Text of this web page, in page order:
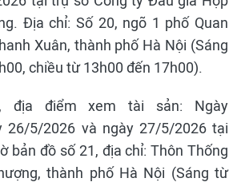
Địa chỉ: Số 20, ngõ 1 phố Quan
Xuân, thành phố Hà Nội (Sáng
chiều từ 13h00 đến 17h00).
địa điểm xem tài sản: Ngày
26/5/2026 và ngày 27/5/2026 tại
bản đồ số 21, địa chỉ: Thôn Thống
thành phố Hà Nội (Sáng từ